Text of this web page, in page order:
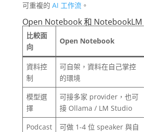
可重複的 AI 工作流。
Open Notebook 和 NotebookLM
比較面
向
Open Notebook
資料控
制
可自架，資料在自己掌控
的環境
模型選
擇
可接多家 provider，也可
接 Ollama / LM Studio
Podcast
可做 1-4 位 speaker 與自